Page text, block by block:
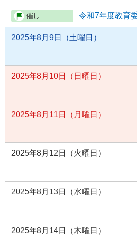
令和7年度教育
2025年8月9日（土曜日）
2025年8月10日（日曜日）
2025年8月11日（月曜日）
2025年8月12日（火曜日）
2025年8月13日（水曜日）
2025年8月14日（木曜日）